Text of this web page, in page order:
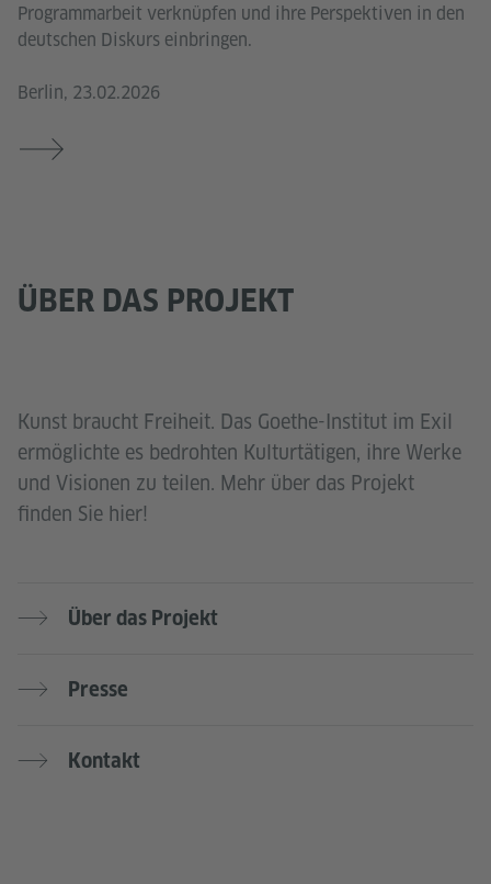
Programmarbeit verknüpfen und ihre Perspektiven in den
deutschen Diskurs einbringen.
Berlin, 23.02.2026
ÜBER DAS PROJEKT
Kunst braucht Freiheit. Das Goethe-Institut im Exil
ermöglichte es bedrohten Kulturtätigen, ihre Werke
und Visionen zu teilen. Mehr über das Projekt
finden Sie hier!
Über das Projekt
Presse
Kontakt